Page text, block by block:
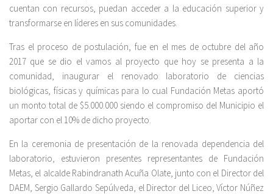
cuentan con recursos, puedan acceder a la educación superior y
transformarse en líderes en sus comunidades.
Tras el proceso de postulación, fue en el mes de octubre del año
2017 que se dio el vamos al proyecto que hoy se presenta a la
comunidad, inaugurar el renovado laboratorio de ciencias
biológicas, físicas y químicas para lo cual Fundación Metas aportó
un monto total de $5.000.000 siendo el compromiso del Municipio el
aportar con el 10% de dicho proyecto.
En la ceremonia de presentación de la renovada dependencia del
laboratorio, estuvieron presentes representantes de Fundación
Metas, el alcalde Rabindranath Acuña Olate, junto con el Director del
DAEM, Sergio Gallardo Sepúlveda, el Director del Liceo, Víctor Núñez